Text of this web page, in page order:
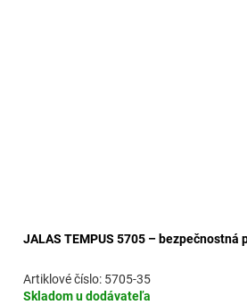
JALAS TEMPUS 5705 – bezpečnostná
Skladom u dodávateľa
5705-35